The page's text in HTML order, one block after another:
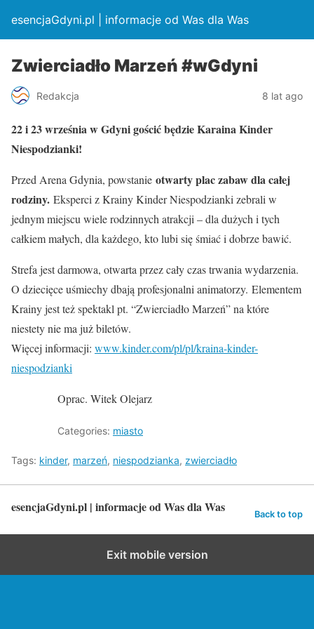
esencjaGdyni.pl | informacje od Was dla Was
Zwierciadło Marzeń #wGdyni
Redakcja 8 lat ago
22 i 23 września w Gdyni gościć będzie Karaina Kinder
Niespodzianki!
Przed Arena Gdynia, powstanie otwarty plac zabaw dla całej
rodziny. Eksperci z Krainy Kinder Niespodzianki zebrali w
jednym miejscu wiele rodzinnych atrakcji – dla dużych i tych
całkiem małych, dla każdego, kto lubi się śmiać i dobrze bawić.
Strefa jest darmowa, otwarta przez cały czas trwania wydarzenia.
O dziecięce uśmiechy dbają profesjonalni animatorzy. Elementem
Krainy jest też spektakl pt. “Zwierciadło Marzeń” na które
niestety nie ma już biletów.
Więcej informacji: www.kinder.com/pl/pl/kraina-kinder-
niespodzianki
Oprac. Witek Olejarz
Categories: miasto
Tags: kinder, marzeń, niespodzianka, zwierciadło
esencjaGdyni.pl | informacje od Was dla Was Back to top
Exit mobile version